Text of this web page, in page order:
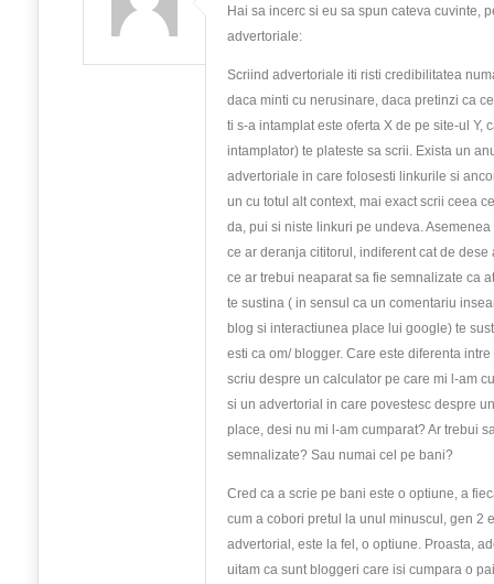
Hai sa incerc si eu sa spun cateva cuvinte,
advertoriale:
Scriind advertoriale iti risti credibilitatea
daca minti cu nerusinare, daca pretinzi ca
ti s-a intamplat este oferta X de pe site-ul Y,
intamplator) te plateste sa scrii. Exista un
advertoriale in care folosesti linkurile si
un cu totul alt context, mai exact scrii ceea
da, pui si niste linkuri pe undeva.
ce ar deranja cititorul, indiferent cat de dese
ce ar trebui neaparat sa fie semnalizate ca
te sustina ( in sensul ca un comentariu
blog si interactiunea place lui google) te
esti ca om/ blogger. Care este diferenta
scriu despre un calculator pe care mi l-am
si un advertorial in care povestesc despre
place, desi nu mi l-am cumparat? Ar trebui
semnalizate? Sau numai cel pe bani?
Cred ca a scrie pe bani este o optiune, a
cum a cobori pretul la unul minuscul, gen 2
advertorial, este la fel, o optiune. Proasta,
uitam ca sunt bloggeri care isi cumpara o